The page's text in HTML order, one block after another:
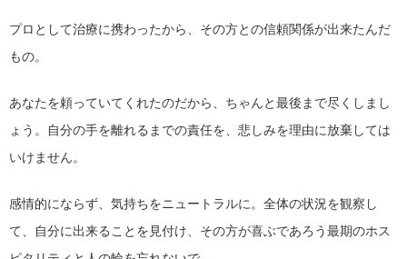
プロとして治療に携わったから、その方との信頼関係が出来たんだ
もの。
あなたを頼っていてくれたのだから、ちゃんと最後まで尽くしまし
ょう。自分の手を離れるまでの責任を、悲しみを理由に放棄しては
いけません。
感情的にならず、気持ちをニュートラルに。全体の状況を観察し
て、自分に出来ることを見付け、その方が喜ぶであろう最期のホス